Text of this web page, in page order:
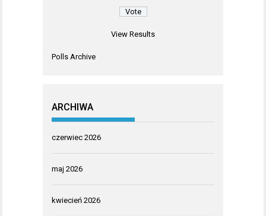
View Results
Polls Archive
ARCHIWA
czerwiec 2026
maj 2026
kwiecień 2026